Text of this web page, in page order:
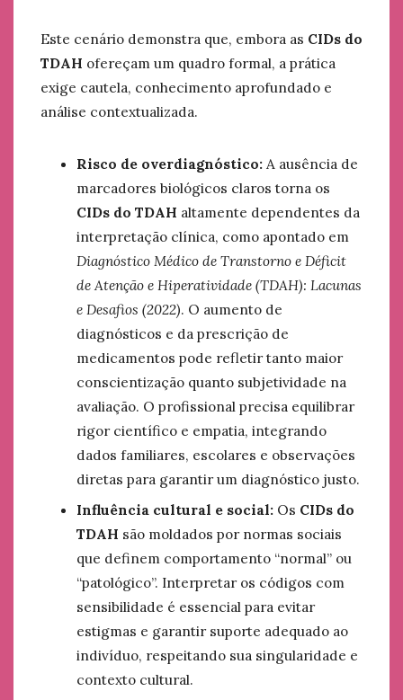
Este cenário demonstra que, embora as CIDs do
TDAH ofereçam um quadro formal, a prática
exige cautela, conhecimento aprofundado e
análise contextualizada.
Risco de overdiagnóstico: A ausência de
marcadores biológicos claros torna os
CIDs do TDAH altamente dependentes da
interpretação clínica, como apontado em
Diagnóstico Médico de Transtorno e Déficit
de Atenção e Hiperatividade (TDAH): Lacunas
e Desafios (2022). O aumento de
diagnósticos e da prescrição de
medicamentos pode refletir tanto maior
conscientização quanto subjetividade na
avaliação. O profissional precisa equilibrar
rigor científico e empatia, integrando
dados familiares, escolares e observações
diretas para garantir um diagnóstico justo.
Influência cultural e social: Os CIDs do
TDAH são moldados por normas sociais
que definem comportamento “normal” ou
“patológico”. Interpretar os códigos com
sensibilidade é essencial para evitar
estigmas e garantir suporte adequado ao
indivíduo, respeitando sua singularidade e
contexto cultural.